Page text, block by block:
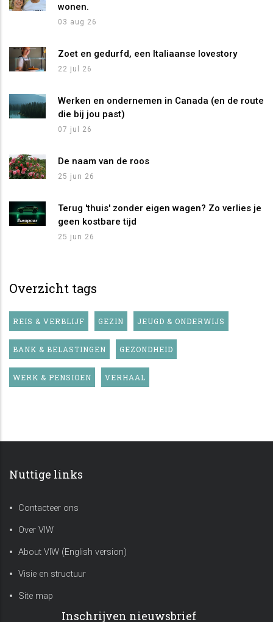
wonen.
03 aug 26
Zoet en gedurfd, een Italiaanse lovestory
22 jul 26
Werken en ondernemen in Canada (en de route
die bij jou past)
07 jul 26
De naam van de roos
25 jun 26
Terug 'thuis' zonder eigen wagen? Zo verlies je
geen kostbare tijd
25 jun 26
Overzicht tags
REIS & VERBLIJF GEZIN JEUGD & ONDERWIJS
BANK & BELASTINGEN GEZONDHEID
WERK & PENSIOEN VERHAAL
Nuttige links
Contacteer ons
Over VIW
About VIW (English version)
Visie en structuur
Site map
Inschrijven nieuwsbrief